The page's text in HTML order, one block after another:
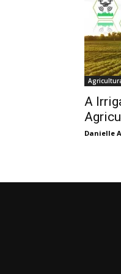
A
Danielle